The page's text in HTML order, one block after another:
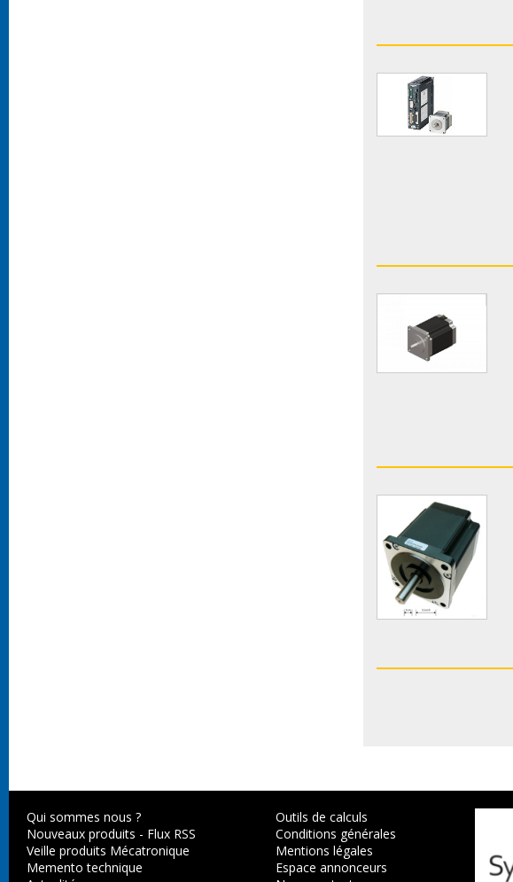
Qui sommes nous ?
Nouveaux produits - Flux RSS
Veille produits Mécatronique
Memento technique
Outils de calculs
Conditions générales
Mentions légales
Espace annonceurs